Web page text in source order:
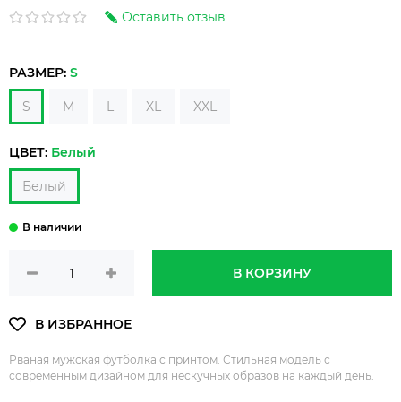
Оставить отзыв
РАЗМЕР: S
S M L XL XXL
ЦВЕТ: Белый
Белый
В КОРЗИНУ
Рваная мужская футболка с принтом. Стильная модель с
современным дизайном для нескучных образов на каждый день.